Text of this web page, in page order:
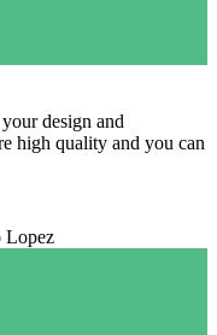
design and
high quality and you can
Lopez